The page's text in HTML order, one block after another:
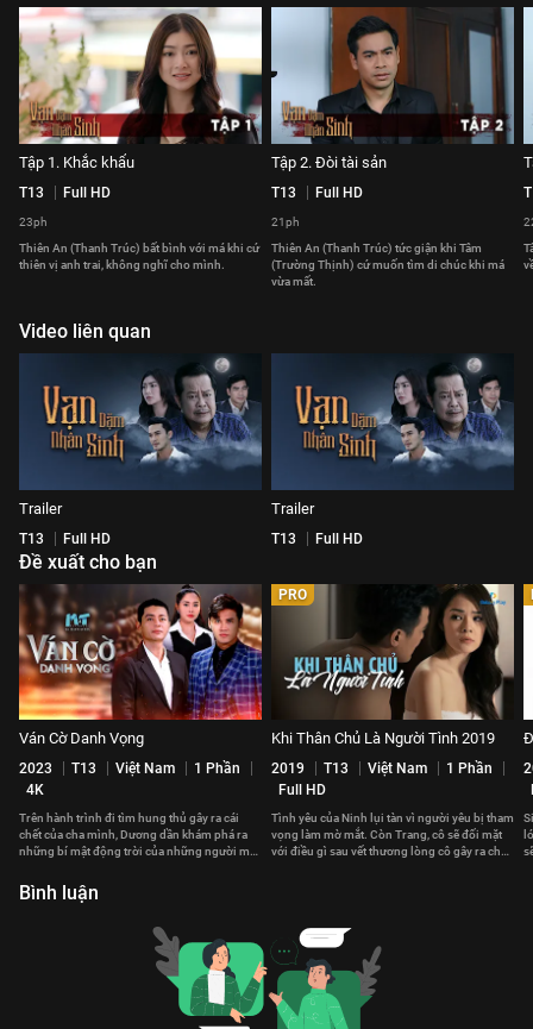
Tập 1. Khắc khẩu
T13 Full HD
23ph
Thiên An (Thanh Trúc) bất bình với má khi cứ
thiên vị anh trai, không nghĩ cho mình.
Tập 2. Đòi tài sản
T13 Full HD
21ph
Thiên An (Thanh Trúc) tức giận khi Tâm
(Trường Thịnh) cứ muốn tìm di chúc khi má
vừa mất.
Video liên quan
Trailer
T13 Full HD
Trailer
T13 Full HD
Đề xuất cho bạn
Ván Cờ Danh Vọng
2023 T13 Việt Nam
1 Phần
4K
Trên hành trình đi tìm hung thủ gây ra cái
chết của cha mình, Dương dần khám phá ra
những bí mật động trời của những người mà
PRO
Khi Thân Chủ Là Người Tình 2019
2019 T13 Việt Nam
1 Phần
Full HD
Tình yêu của Ninh lụi tàn vì người yêu bị tham
vọng làm mờ mắt. Còn Trang, cô sẽ đối mặt
với điều gì sau vết thương lòng cô gây ra cho
Bình luận